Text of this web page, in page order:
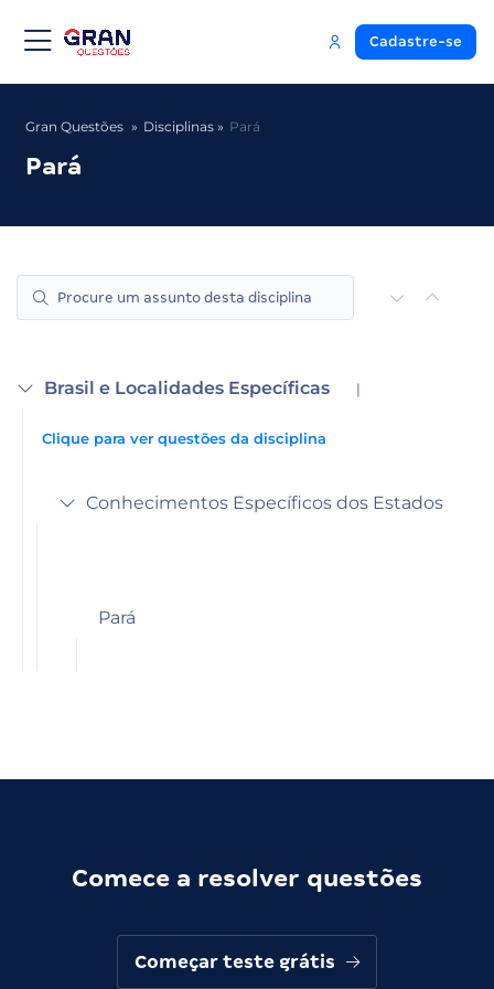
Cadastre-se
Gran Questões Disciplinas Pará
Pará
Brasil e Localidades Específicas |
Clique para ver questões da disciplina
Conhecimentos Específicos dos Estados
Pará
Comece a resolver questões
Começar teste grátis